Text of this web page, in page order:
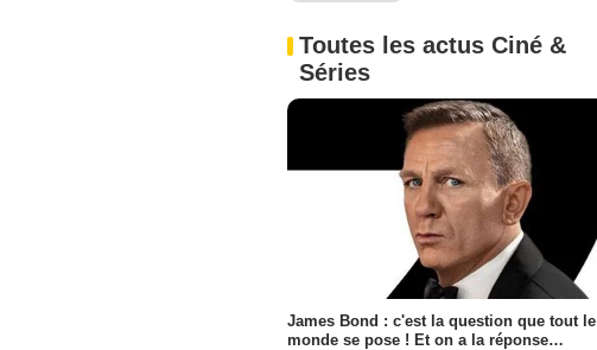
Toutes les actus Ciné &
Séries
James Bond : c'est la question que tout le
monde se pose ! Et on a la réponse…